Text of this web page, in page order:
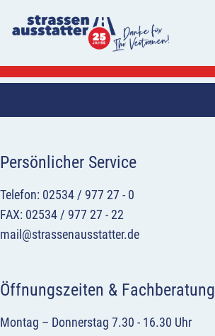
Persönlicher Service
Telefon: 02534 / 977 27 - 0
FAX: 02534 / 977 27 - 22
mail@strassenausstatter.de
Öffnungszeiten & Fachberatung
Montag – Donnerstag 7.30 - 16.30 Uhr